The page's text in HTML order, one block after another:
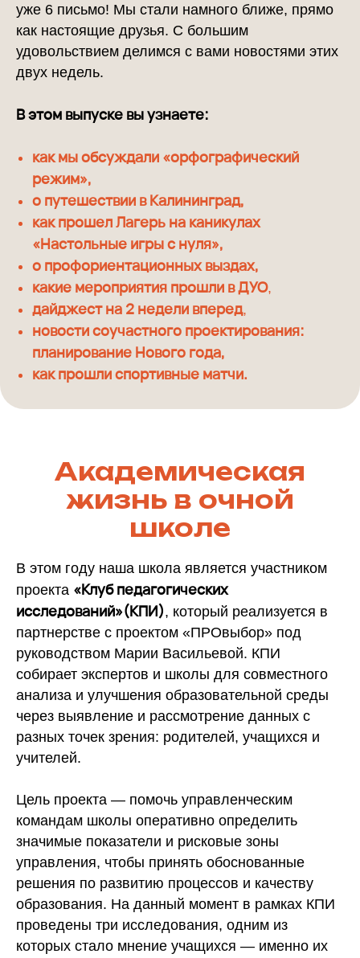
уже 6 письмо! Мы стали намного ближе, прямо
как настоящие друзья. С большим
удовольствием делимся с вами новостями этих
двух недель.
В этом выпуске вы узнаете:
как мы обсуждали «орфографический
режим»,
о путешествии в Калининград,
как прошел Лагерь на каникулах
«Настольные игры с нуля»,
о профориентационных выздах,
какие мероприятия прошли в ДУО,
дайджест на 2 недели вперед,
новости соучастного проектирования:
планирование Нового года,
как прошли спортивные матчи.
Академическая
жизнь в очной
школе
В этом году наша школа является участником
проекта «Клуб педагогических
исследований»(КПИ), который реализуется в
партнерстве с проектом «ПРОвыбор» под
руководством Марии Васильевой. КПИ
собирает экспертов и школы для совместного
анализа и улучшения образовательной среды
через выявление и рассмотрение данных с
разных точек зрения: родителей, учащихся и
учителей.
Цель проекта — помочь управленческим
командам школы оперативно определить
значимые показатели и рисковые зоны
управления, чтобы принять обоснованные
решения по развитию процессов и качеству
образования. На данный момент в рамках КПИ
проведены три исследования, одним из
которых стало мнение учащихся — именно их